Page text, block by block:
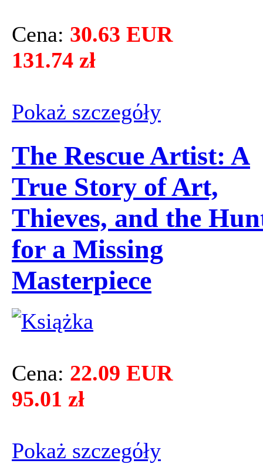
Cena: 30.63 EUR
131.74 zł
Pokaż szczegόły
The Rescue Artist: A
True Story of Art,
Thieves, and the
for a Missing
Masterpiece
Cena: 22.09 EUR
95.01 zł
Pokaż szczegόły